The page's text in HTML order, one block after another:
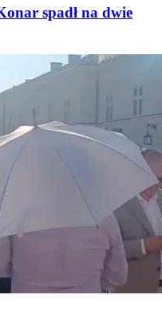
spadł na dwie